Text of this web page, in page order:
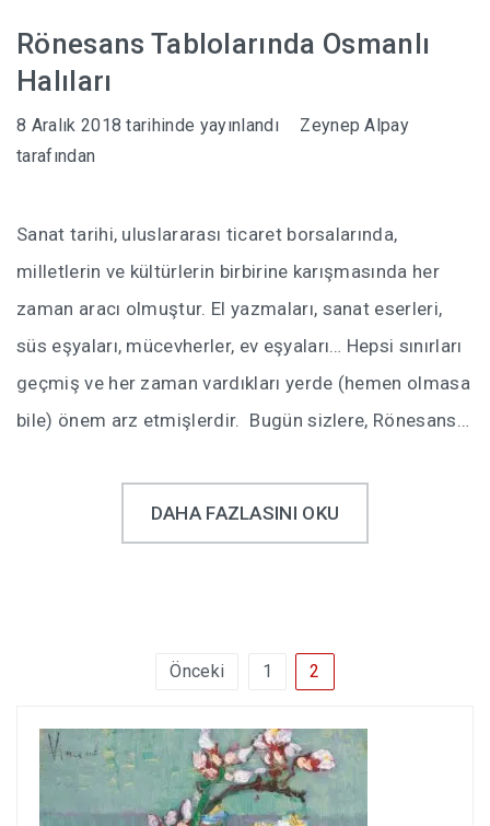
Rönesans Tablolarında Osmanlı
Halıları
8 Aralık 2018 tarihinde yayınlandı
Zeynep Alpay
tarafından
Sanat tarihi, uluslararası ticaret borsalarında,
milletlerin ve kültürlerin birbirine karışmasında her
zaman aracı olmuştur. El yazmaları, sanat eserleri,
süs eşyaları, mücevherler, ev eşyaları… Hepsi sınırları
geçmiş ve her zaman vardıkları yerde (hemen olmasa
bile) önem arz etmişlerdir. Bugün sizlere, Rönesans…
DAHA FAZLASINI OKU
sayfalandırması
Önceki 1 2